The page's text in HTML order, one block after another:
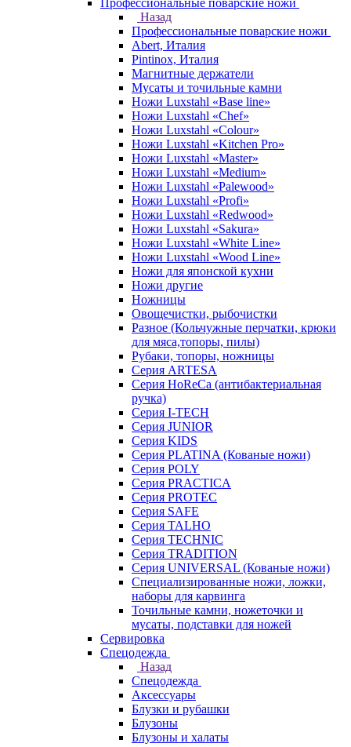
Профессиональные поварские ножи
Назад
Профессиональные поварские ножи
Abert, Италия
Pintinox, Италия
Магнитные держатели
Мусаты и точильные камни
Ножи Luxstahl «Base line»
Ножи Luxstahl «Chef»
Ножи Luxstahl «Colour»
Ножи Luxstahl «Kitchen Pro»
Ножи Luxstahl «Master»
Ножи Luxstahl «Medium»
Ножи Luxstahl «Palewood»
Ножи Luxstahl «Profi»
Ножи Luxstahl «Redwood»
Ножи Luxstahl «Sakura»
Ножи Luxstahl «White Line»
Ножи Luxstahl «Wood Line»
Ножи для японской кухни
Ножи другие
Ножницы
Овощечистки, рыбочистки
Разное (Кольчужные перчатки, крюки
для мяса,топоры, пилы)
Рубаки, топоры, ножницы
Серия ARTESA
Серия HoReCa (антибактериальная
ручка)
Серия I-TECH
Серия JUNIOR
Серия KIDS
Серия PLATINA (Кованые ножи)
Серия POLY
Серия PRACTICA
Серия PROTEC
Серия SAFE
Серия TALHO
Серия TECHNIC
Серия TRADITION
Серия UNIVERSAL (Кованые ножи)
Специализированные ножи, ложки,
наборы для карвинга
Точильные камни, ножеточки и
мусаты, подставки для ножей
Сервировка
Спецодежда
Назад
Спецодежда
Аксессуары
Блузки и рубашки
Блузоны
Блузоны и халаты